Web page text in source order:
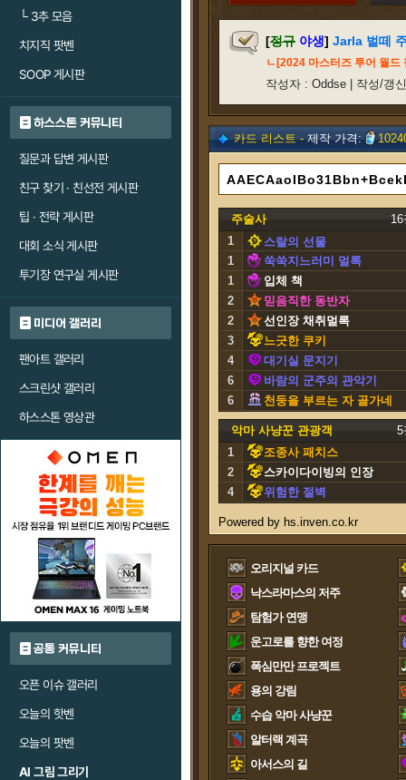
└3추 모음
치지직 팟벤
SOOP 게시판
하스스톤 커뮤니티
질문과 답변 게시판
친구 찾기 · 친선전 게시판
팁 · 전략 게시판
대회 소식 게시판
투기장 연구실 게시판
미디어 갤러리
팬아트 갤러리
스크린샷 갤러리
하스스톤 영상관
공통 커뮤니티
오픈 이슈 갤러리
오늘의 핫벤
오늘의 팟벤
AI 그림 그리기
[정규 야생] Jarla 벌떼
ㄴ[2024 마스터즈 투어 월드
작성자 : Oddse | 작성/갱
카드 리스트 -제작 가격:
주술사
16
1
스랄의 선물
1
쑥쑥지느러미 멀록
1
입체 책
2
믿음직한 동반자
2
선인장 채취멀록
3
느긋한 쿠키
4
대기실 문지기
6
바람의 군주의 관악기
6
천둥을 부르는 자 골가네
스
악마 사냥꾼 관광객
5
1
조종사 패치스
2
스카이다이빙의 인장
4
위험한 절벽
오리지널 카드
낙스라마스의 저주
탐험가 연맹
운고로를 향한 여정
폭심만만 프로젝트
용의 강림
수습 악마 사냥꾼
알터랙 계곡
아서스의 길